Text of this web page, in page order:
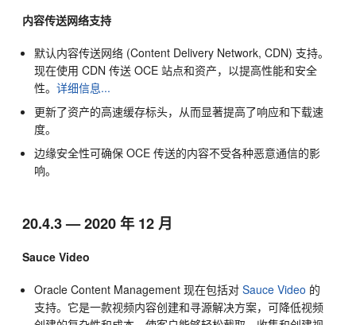
内容传送网络支持
默认内容传送网络 (Content Delivery Network, CDN) 支持。
现在使用 CDN 传送 OCE 站点和资产，以提高性能和安全
性。详细信息...
更新了资产的高速缓存标头，从而显著提高了响应和下载速
度。
边缘安全性可确保 OCE 传送的内容不受各种恶意通信的影
响。
20.4.3 — 2020 年 12 月
Sauce Video
Oracle Content Management 现在包括对Sauce Video 的
支持。它是一款视频内容创建和寻源解决方案，可降低视频